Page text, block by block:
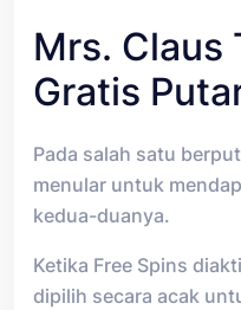
Mrs. Claus
Gratis
Pada salah satu
menular untuk
kedua-duanya.
Ketika Free Spins
dipilih secara acak